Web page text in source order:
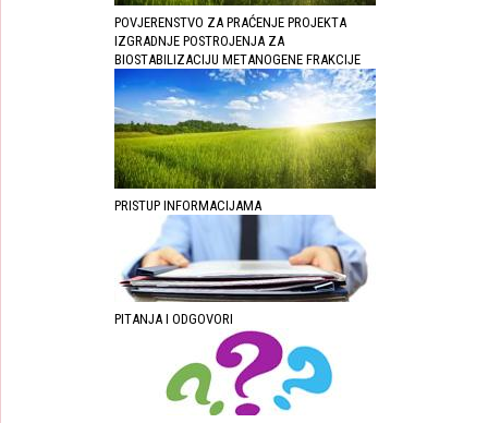
POVJERENSTVO ZA PRAĆENJE PROJEKTA
IZGRADNJE POSTROJENJA ZA
BIOSTABILIZACIJU METANOGENE FRAKCIJE
PRISTUP INFORMACIJAMA
PITANJA I ODGOVORI